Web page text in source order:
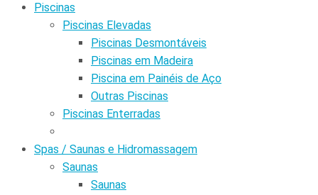
Piscinas
Piscinas Elevadas
Piscinas Desmontáveis
Piscinas em Madeira
Piscina em Painéis de Aço
Outras Piscinas
Piscinas Enterradas
Spas / Saunas e Hidromassagem
Saunas
Saunas